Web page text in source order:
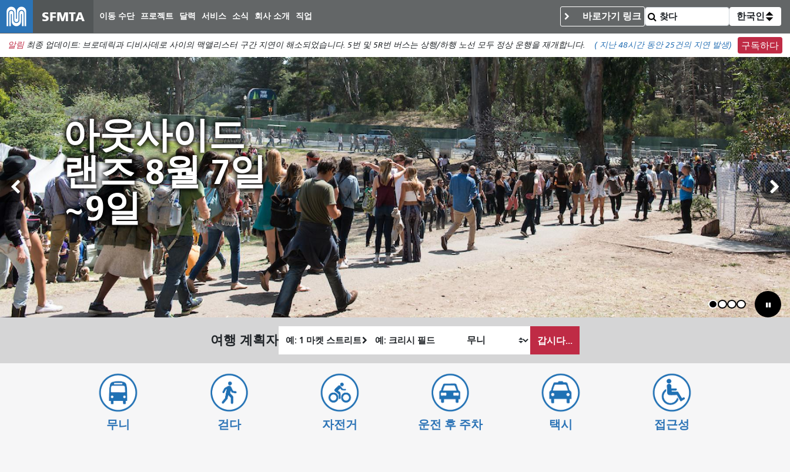
컨
텐
츠
로
건
너
뛰
기
SFMTA 이동 수단 프로젝트 달력 서비스 소식 회사 소개 직업 바로가기 링크 한국인
알림 최종 업데이트: 브로데릭과 디비사데로 사이의 맥앨리스터 구간 지연이 해소되었습니다. 5번 및 5R번 버스는 상행/하행 노선 모두 정상 운행을 재개합니다. ( 지난 48시간 동안25건의 지연 발생) 구독하다
아웃사이드
랜즈 8월 7일
~9일
Muni 서비스
변경 사항이
8월 29일부터
적용됩니다.
Muni와 함께
여름을 보내
세요
Muni를 살리
기 위해 예산
부족분을 메
우기
1 2 3 4
여행 계획자
위
위
내
가
여
행
하
고
싶
갑시다...
무니 걷다 자전거 운전 후 주차 택시 접근성